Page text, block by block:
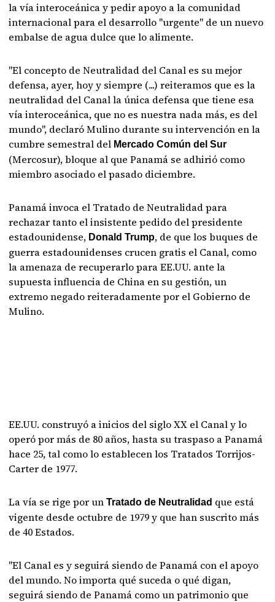
la vía interoceánica y pedir apoyo a la comunidad
internacional para el desarrollo "urgente" de un nuevo
embalse de agua dulce que lo alimente.
"El concepto de Neutralidad del Canal es su mejor
defensa, ayer, hoy y siempre (...) reiteramos que es la
neutralidad del Canal la única defensa que tiene esa
vía interoceánica, que no es nuestra nada más, es del
mundo", declaró Mulino durante su intervención en la
cumbre semestral del Mercado Común del Sur
(Mercosur), bloque al que Panamá se adhirió como
miembro asociado el pasado diciembre.
Panamá invoca el Tratado de Neutralidad para
rechazar tanto el insistente pedido del presidente
estadounidense, Donald Trump, de que los buques de
guerra estadounidenses crucen gratis el Canal, como
la amenaza de recuperarlo para EE.UU. ante la
supuesta influencia de China en su gestión, un
extremo negado reiteradamente por el Gobierno de
Mulino.
EE.UU. construyó a inicios del siglo XX el Canal y lo
operó por más de 80 años, hasta su traspaso a Panamá
hace 25, tal como lo establecen los Tratados Torrijos-
Carter de 1977.
La vía se rige por un Tratado de Neutralidad que está
vigente desde octubre de 1979 y que han suscrito más
de 40 Estados.
"El Canal es y seguirá siendo de Panamá con el apoyo
del mundo. No importa qué suceda o qué digan,
seguirá siendo de Panamá como un patrimonio que